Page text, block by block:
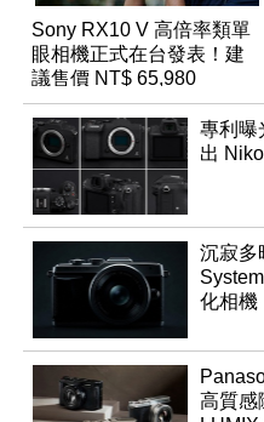
Sony RX10 V 高倍率類單
眼相機正式在台發表！建
議售價 NT$ 65,980
專利曝
出
沉寂多
化相機
高質感